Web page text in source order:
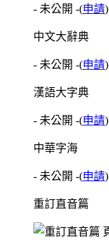
- 未公開 -(申請)
中文大辭典
- 未公開 -(申請)
漢語大字典
- 未公開 -(申請)
中華字海
- 未公開 -(申請)
重訂直音篇